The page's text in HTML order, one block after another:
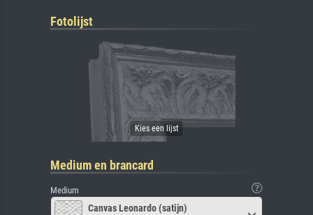
Fotolijst
Medium en brancard
Medium
Canvas Leonardo (satijn)